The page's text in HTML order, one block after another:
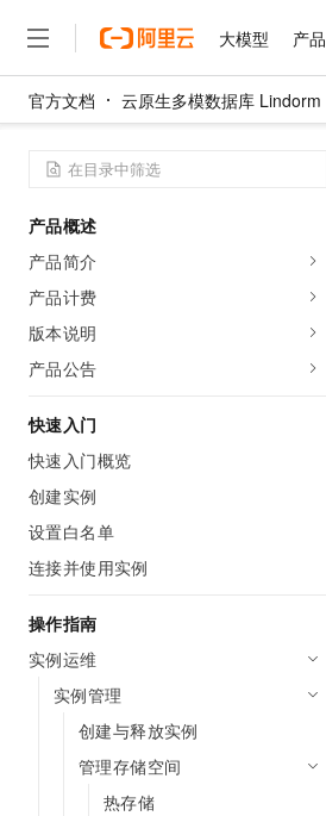
大模型 产品
官方文档 云原生多模数据库 Lindorm
产品概述
产品简介
产品计费
版本说明
产品公告
快速入门
快速入门概览
创建实例
设置白名单
连接并使用实例
操作指南
实例运维
实例管理
创建与释放实例
管理存储空间
热存储
大模型
产品
精选产品
计算
容器
存储
网络与CDN
安全
数据库
大数据计算
媒体服务
企业服务与云通信
解决方案
精选解决方案
互联网应用开发
大数据
现代化应用
安全
网络
上云与迁云
企业出海
政企业务
权益
定价
云市场
伙伴
服务
了解阿里云